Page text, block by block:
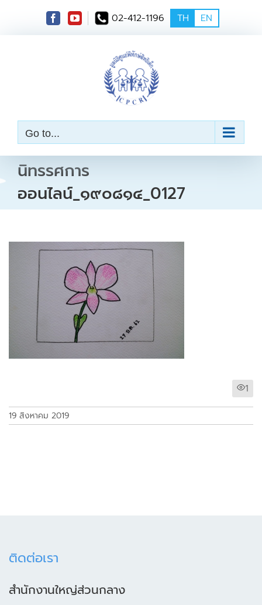
t
02-412-1196 TH EN
Go to...
นิทรรศการ
ออนไลน์_๑๙๐๘๑๔_0127
1
19 สิงหาคม 2019
ติดต่อเรา
สำนักงานใหญ่ส่วนกลาง